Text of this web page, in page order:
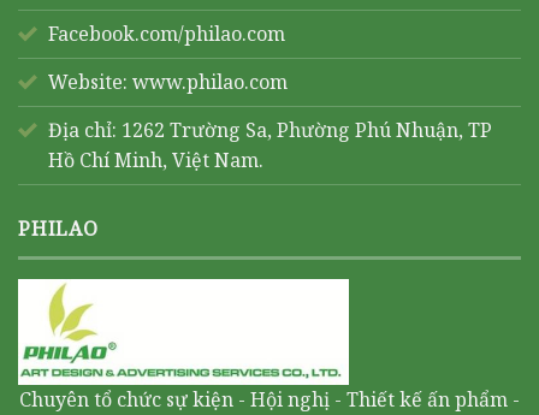
Facebook.com/philao.com
Website: www.philao.com
Địa chỉ: 1262 Trường Sa, Phường Phú Nhuận, TP
Hồ Chí Minh, Việt Nam.
PHILAO
Chuyên tổ chức sự kiện - Hội nghị - Thiết kế ấn phẩm -